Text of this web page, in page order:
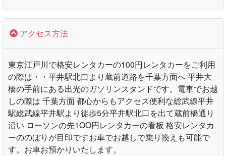
アクセス方法
東京江戸川で格安レンタカーの100円レンタカーをご利用
の際は・・平井駅北口より蔵前道路を千葉方面へ 平井大
橋の手前にある出光のガソリンスタンドです。電車でお越
しの際は 千葉方面 都心からもアクセス便利な総武線平井
駅総武線平井駅より徒歩5分平井駅北口を出て蔵前橋通り
沿い ローソンの先1OO円レンタカーの看板 格安レンタカ
ーののぼりが目印ですお車でお越しで乗り換えも可能で
す。お車お預かりいたします。